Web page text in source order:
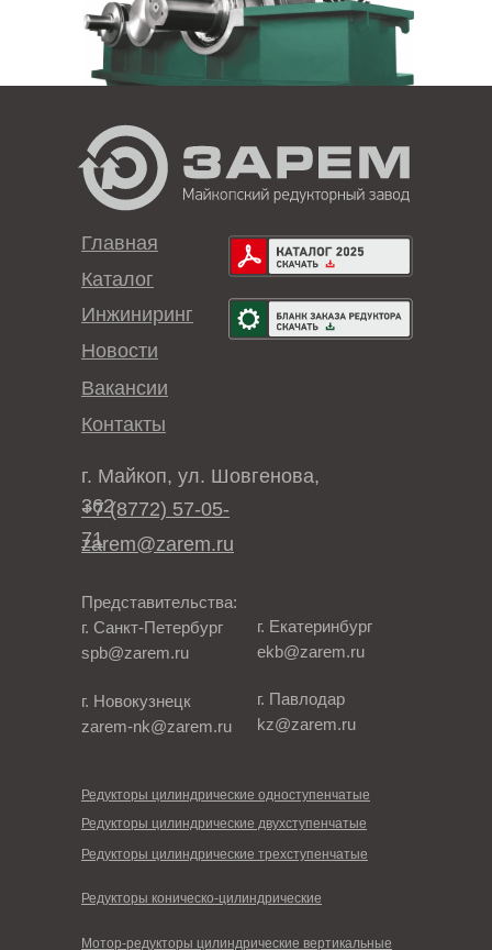
+7 (8772) 57-05-
71
Каталог
Инжиниринг
Контакты
Главная
Новости
Вакансии
zarem@zarem.ru
Редукторы цилиндрические одноступенчатые
Редукторы цилиндрические двухступенчатые
Редукторы цилиндрические трехступенчатые
Редукторы коническо-цилиндрические
Мотор-редукторы цилиндрические вертикальные
г. Майкоп, ул. Шовгенова,
362
Представительства:
г. Санкт-Петербург
spb@zarem.ru
г. Екатеринбург
ekb@zarem.ru
г. Новокузнецк
zarem-nk@zarem.ru
г. Павлодар
kz@zarem.ru